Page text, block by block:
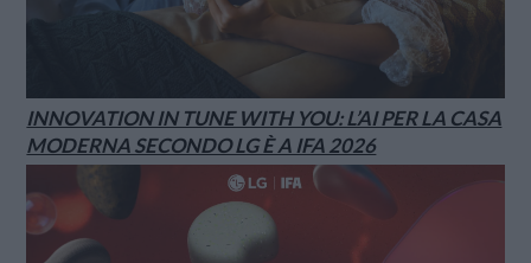
INNOVATION IN TUNE WITH YOU: L’AI PER LA CASA
MODERNA SECONDO LG È A IFA 2026